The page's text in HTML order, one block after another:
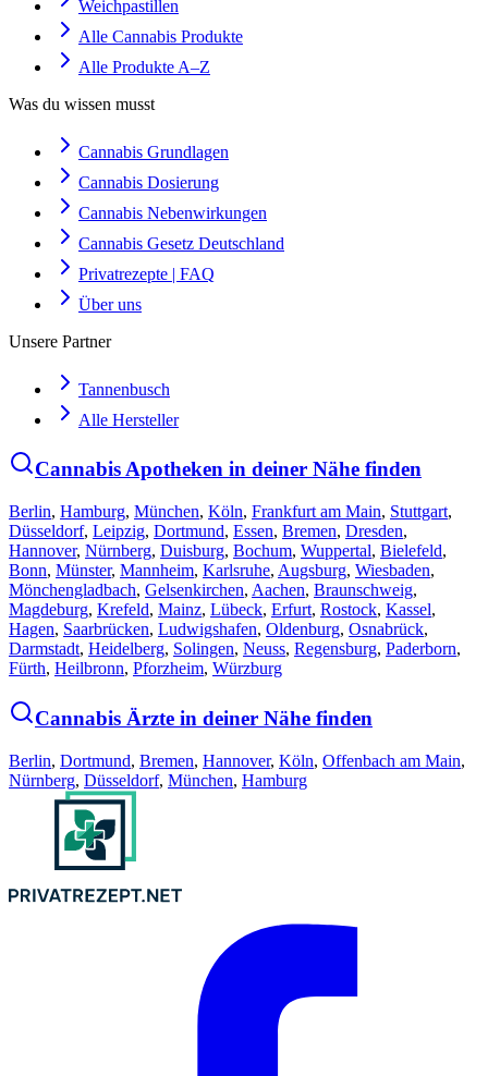
Weichpastillen
Alle Cannabis Produkte
Alle Produkte A–Z
Was du wissen musst
Cannabis Grundlagen
Cannabis Dosierung
Cannabis Nebenwirkungen
Cannabis Gesetz Deutschland
Privatrezepte | FAQ
Über uns
Unsere Partner
Tannenbusch
Alle Hersteller
Cannabis Apotheken in deiner Nähe finden
Berlin, Hamburg, München, Köln, Frankfurt am Main, Stuttgart,
Düsseldorf, Leipzig, Dortmund, Essen, Bremen, Dresden,
Hannover, Nürnberg, Duisburg, Bochum, Wuppertal, Bielefeld,
Bonn, Münster, Mannheim, Karlsruhe, Augsburg, Wiesbaden,
Mönchengladbach, Gelsenkirchen, Aachen, Braunschweig,
Magdeburg, Krefeld, Mainz, Lübeck, Erfurt, Rostock, Kassel,
Hagen, Saarbrücken, Ludwigshafen, Oldenburg, Osnabrück,
Darmstadt, Heidelberg, Solingen, Neuss, Regensburg, Paderborn,
Fürth, Heilbronn, Pforzheim, Würzburg
Cannabis Ärzte in deiner Nähe finden
Berlin, Dortmund, Bremen, Hannover, Köln, Offenbach am Main,
Nürnberg, Düsseldorf, München, Hamburg